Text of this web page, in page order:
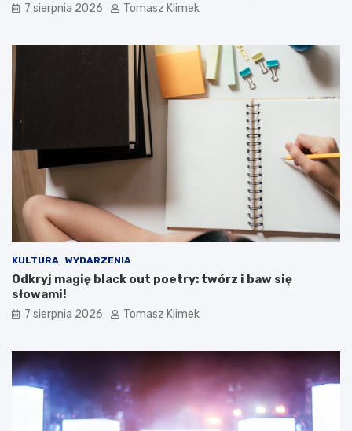
7 sierpnia 2026 Tomasz Klimek
KULTURA WYDARZENIA
Odkryj magię black out poetry: twórz i baw się
słowami!
7 sierpnia 2026 Tomasz Klimek